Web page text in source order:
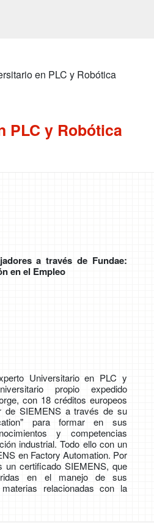
en PLC y Robótica
PLC y Robótica
a través de Fundae:
en el Empleo
Universitario en PLC y
propio expedido
con 18 créditos europeos
de SIEMENS a través de su
para formar en sus
y competencias
industrial. Todo ello con un
en Factory Automation. Por
un certificado SIEMENS, que
en el manejo de sus
relacionadas con la